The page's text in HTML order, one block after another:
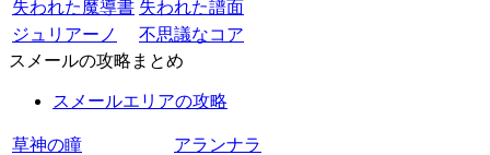
失われた魔導書 失われた譜面
ジュリアーノ
不思議なコア
スメールの攻略まとめ
スメールエリアの攻略
草神の瞳
アランナラ